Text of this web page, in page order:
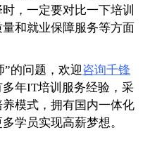
，一定要对比一下培训
和就业保障服务等方面
的问题，欢迎咨询千锋
年IT培训服务经验，采
模式，拥有国内一体化
学员实现高薪梦想。